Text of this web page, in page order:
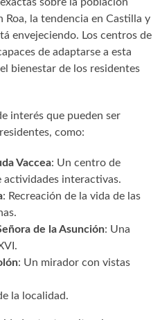
Roa, la tendencia en Castilla y
envejeciendo. Los centros de
de adaptarse a esta
bienestar de los residentes
interés que pueden ser
como:
Vaccea: Un centro de
interactivas.
: Recreación de la vida de las
de la Asunción: Una
: Un mirador con vistas
la localidad.